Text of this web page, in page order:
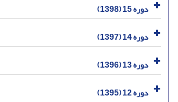
دوره 15 (1398)
دوره 14 (1397)
دوره 13 (1396)
دوره 12 (1395)